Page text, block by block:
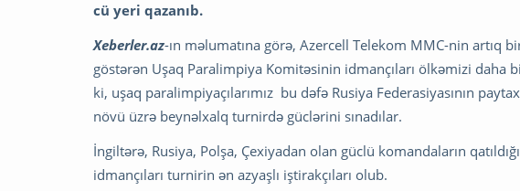
cü yeri qazanıb.
Xeberler.az-ın məlumatına görə, Azercell Telekom MMC-nin artıq
göstərən Uşaq Paralimpiya Komitəsinin idmançıları ölkəmizi daha
ki, uşaq paralimpiyaçılarımız bu dəfə Rusiya Federasiyasının
növü üzrə beynəlxalq turnirdə güclərini sınadılar.
İngiltərə, Rusiya, Polşa, Çexiyadan olan güclü komandaların
idmançıları turnirin ən azyaşlı iştirakçıları olub.